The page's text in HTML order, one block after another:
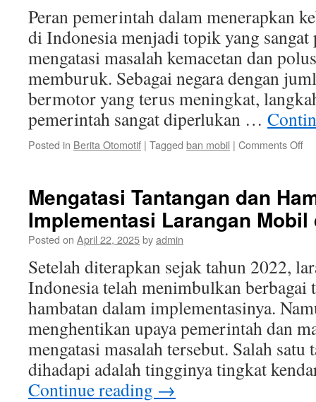
Peran pemerintah dalam menerapkan
di Indonesia menjadi topik yang sangat
mengatasi masalah kemacetan dan
memburuk. Sebagai negara dengan
bermotor yang terus meningkat,
pemerintah sangat diperlukan …
Posted in Berita Otomotif | Tagged ban mobil | Comments Offon
Mengatasi Tantangan dan
Implementasi Larangan
Posted on April 22, 2025byadmin
Setelah diterapkan sejak tahun 2022,
Indonesia telah menimbulkan berbagai
hambatan dalam implementasinya.
menghentikan upaya pemerintah dan
mengatasi masalah tersebut. Salah satu
dihadapi adalah tingginya tingkat
Continue reading →